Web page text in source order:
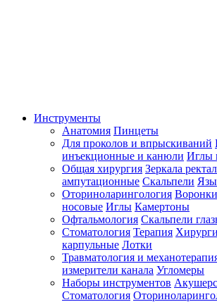
Инструменты
Анатомия Пинцеты
Для проколов и впрыскиваний
инъекционные и канюли Иглы
Общая хирургия Зеркала
ампутационные Скальпели
Оториноларингология
носовые Иглы Камертоны
Офтальмология Скальпели
Стоматология Терапия
карпульные Лотки
Травматология и
измерители канала Угломеры
Наборы инструментов
Стоматология